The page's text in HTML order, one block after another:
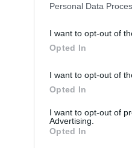
Personal Data
I want to opt-out of
Opted In
I want to opt-out of
Opted In
I want to opt-out of
Advertising.
Opted In